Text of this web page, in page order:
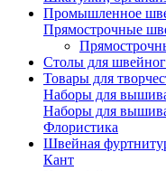
Промышленное
Прямострочные
Столы для
Товары для
Наборы для
Наборы для
Флористика
Швейная
Кант